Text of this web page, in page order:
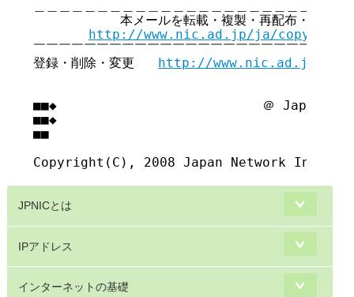
本メールを転載・複製・再配布・引用さ
http://www.nic.ad.jp/ja/
￣￣￣￣￣￣￣￣￣￣￣￣￣￣￣￣￣￣￣￣￣￣￣￣
登録・削除・変更 http://www.nic.ad.jp/ja/
■■◆                          ＠ Japan
■■◆
■■
JPNICとは
IPアドレス
インターネットの基礎